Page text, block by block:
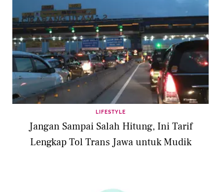
LIFESTYLE
Jangan Sampai Salah Hitung, Ini Tarif
Lengkap Tol Trans Jawa untuk Mudik